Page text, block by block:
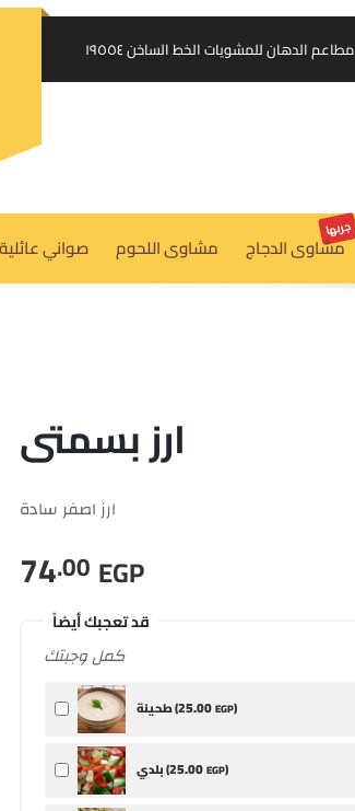
مطاعم الدهان للمشويات الخط الساخن ١٩٥٥٤
*
صواني عائلية مشاوى اللحوم مشاوى الدجاج
جربها
ارز بسمتى
ارز اصفر سادة
74.00 EGP
قد تعجبك أيضاً
كمل وجبتك
طحينة (25.00EGP)
بلدي (25.00EGP)